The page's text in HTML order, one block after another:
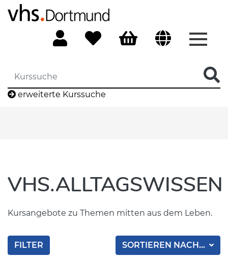
erweiterte Kurssuche
VHS.ALLTAGSWISSEN
Kursangebote zu Themen mitten aus dem Leben.
SORTIEREN NACH...
FILTER